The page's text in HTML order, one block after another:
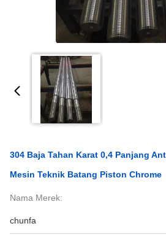
304 Baja Tahan Karat 0,4 Panjang
Mesin Teknik Batang Piston Chrome
Nama Merek:
chunfa